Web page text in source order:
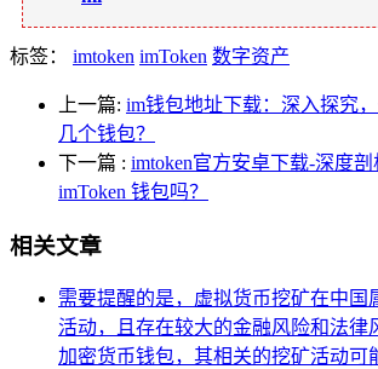
标签： imtoken imToken 数字资产
上一篇: im钱包地址下载：深入探究
几个钱包？
下一篇 : imtoken官方安卓下载-深度
imToken 钱包吗？
相关文章
需要提醒的是，虚拟货币挖矿在中国
活动，且存在较大的金融风险和法律
加密货币钱包，其相关的挖矿活动可